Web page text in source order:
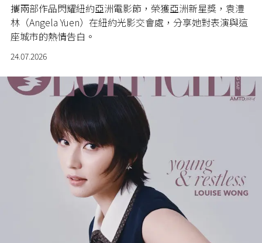
攜兩部作品閃耀紐約亞洲電影節，榮獲亞洲新星獎，袁澧
林（Angela Yuen）在紐約光影交會處，分享她對表演與這
座城市的熱情告白。
24.07.2026